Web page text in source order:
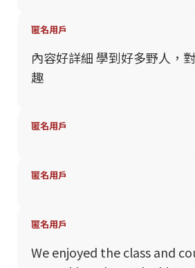
匿名用戶
內容好詳細 學到好多野人，
趣
匿名用戶
匿名用戶
匿名用戶
We enjoyed the class and